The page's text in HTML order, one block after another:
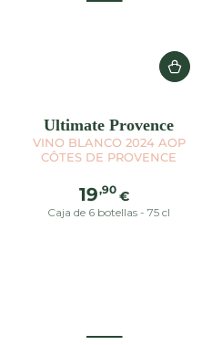
Ultimate Provence
VINO BLANCO 2024 AOP
CÔTES DE PROVENCE
Precio
regular
19,90 €
Caja de 6 botellas - 75 cl